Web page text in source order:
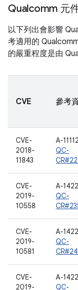
Qualcomm 元
以下列出會影響
考適用的
的嚴重程度是由
CVE 參考
CVE-
2018-
11843
A-
QC-
CVE-
2019-
10558
A-
QC-
CVE-
2019-
10581
A-
QC-
CVE-
2019-
A-
QC-